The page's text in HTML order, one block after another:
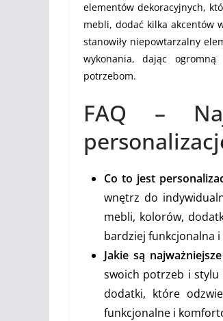
elementów dekoracyjnych,
mebli, dodać kilka akcentów
stanowiły niepowtarzalny
wykonania, dając
potrzebom.
FAQ –
Co to jest
wnętrz do
mebli, kolorów,
bardziej funkcjonalna i
Jakie są
swoich potrzeb i stylu
dodatki, które
funkcjonalne i